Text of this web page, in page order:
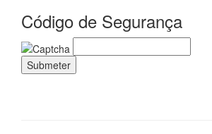
Código de Segurança